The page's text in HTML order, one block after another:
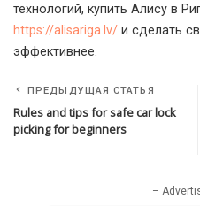
технологий, купить Алису в
https://alisariga.lv/ и сделать
эффективнее.
ПРЕДЫДУЩАЯ СТАТЬЯ
Rules and tips for safe car lock
picking for beginners
–